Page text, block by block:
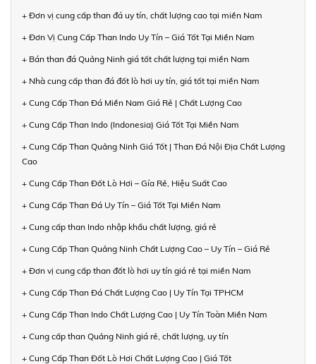
+ Đơn vị cung cấp than đá uy tín, chất lượng cao tại miền Nam
+ Đơn Vị Cung Cấp Than Indo Uy Tín – Giá Tốt Tại Miền Nam
+ Bán than đá Quảng Ninh giá tốt chất lượng tại miền Nam
+ Nhà cung cấp than đá đốt lò hơi uy tín, giá tốt tại miền Nam
+ Cung Cấp Than Đá Miền Nam Giá Rẻ | Chất Lượng Cao
+ Cung Cấp Than Indo (Indonesia) Giá Tốt Tại Miền Nam
+ Cung Cấp Than Quảng Ninh Giá Tốt | Than Đá Nội Địa Chất Lượng
Cao
+ Cung Cấp Than Đốt Lò Hơi – Gía Rẻ, Hiệu Suất Cao
+ Cung Cấp Than Đá Uy Tín – Giá Tốt Tại Miền Nam
+ Cung cấp than Indo nhập khẩu chất lượng, giá rẻ
+ Cung Cấp Than Quảng Ninh Chất Lượng Cao – Uy Tín – Giá Rẻ
+ Đơn vị cung cấp than đốt lò hơi uy tín giá rẻ tại miền Nam
+ Cung Cấp Than Đá Chất Lượng Cao | Uy Tín Tại TPHCM
+ Cung Cấp Than Indo Chất Lượng Cao | Uy Tín Toàn Miền Nam
+ Cung cấp than Quảng Ninh giá rẻ, chất lượng, uy tín
+ Cung Cấp Than Đốt Lò Hơi Chất Lượng Cao | Giá Tốt